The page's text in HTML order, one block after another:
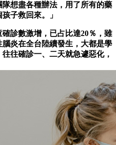
想盡各種辦法，用了所有的藥
子救回來。」
診數激增，已占比達20％，雖
炎在全台陸續發生，大都是學
往確診一、二天就急遽惡化，